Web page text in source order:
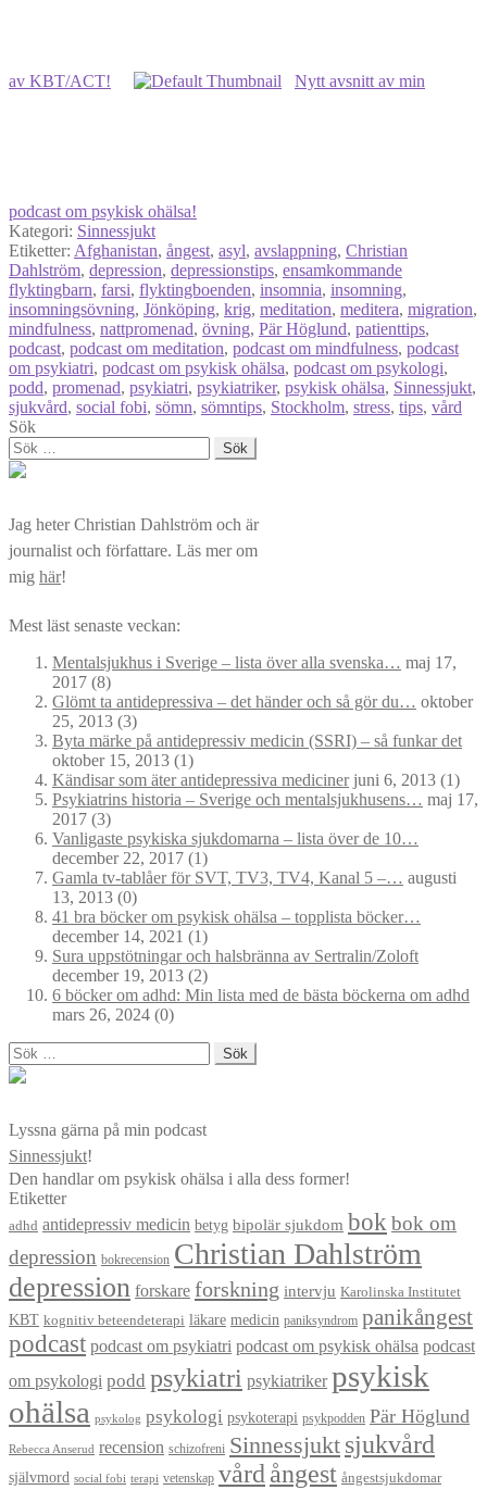
av KBT/ACT! Nytt avsnitt av min
podcast om psykisk ohälsa!
Kategori: Sinnessjukt
Etiketter: Afghanistan, ångest, asyl, avslappning, Christian
Dahlström, depression, depressionstips, ensamkommande
flyktingbarn, farsi, flyktingboenden, insomnia, insomning,
insomningsövning, Jönköping, krig, meditation, meditera, migration,
mindfulness, nattpromenad, övning, Pär Höglund, patienttips,
podcast, podcast om meditation, podcast om mindfulness, podcast
om psykiatri, podcast om psykisk ohälsa, podcast om psykologi,
podd, promenad, psykiatri, psykiatriker, psykisk ohälsa, Sinnessjukt,
sjukvård, social fobi, sömn, sömntips, Stockholm, stress, tips, vård
Sök
Sök
efter:
Jag heter Christian Dahlström och är
journalist och författare. Läs mer om
mig här!
Mest läst senaste veckan:
Mentalsjukhus i Sverige – lista över alla svenska… maj 17,
2017 (8)
Glömt ta antidepressiva – det händer och så gör du… oktober
25, 2013 (3)
Byta märke på antidepressiv medicin (SSRI) – så funkar det
oktober 15, 2013 (1)
Kändisar som äter antidepressiva medicinerjuni 6, 2013 (1)
Psykiatrins historia – Sverige och mentalsjukhusens… maj 17,
2017 (3)
Vanligaste psykiska sjukdomarna – lista över de 10…
december 22, 2017 (1)
Gamla tv-tablåer för SVT, TV3, TV4, Kanal 5 –… augusti
13, 2013 (0)
41 bra böcker om psykisk ohälsa – topplista böcker…
december 14, 2021 (1)
Sura uppstötningar och halsbränna av Sertralin/Zoloft
december 19, 2013 (2)
6 böcker om adhd: Min lista med de bästa böckerna om adhd
mars 26, 2024 (0)
Sök
efter:
Lyssna gärna på min podcast
Sinnessjukt!
Den handlar om psykisk ohälsa i alla dess former!
Etiketter
adhd antidepressiv medicin betyg bipolär sjukdom bokbok om
depression
bokrecension Christian Dahlström
depression forskare forskning intervju Karolinska Institutet
KBT kognitiv beteendeterapi läkare medicin paniksyndrom panikångest
podcast podcast om psykiatri podcast om psykisk ohälsa podcast
om psykologi podd psykiatri psykiatriker psykisk
ohälsa psykolog psykologi psykoterapi psykpodden Pär Höglund
Rebecca Anserud recension schizofreni Sinnessjukt sjukvård
självmord social fobi terapi vetenskap vård ångest ångestsjukdomar